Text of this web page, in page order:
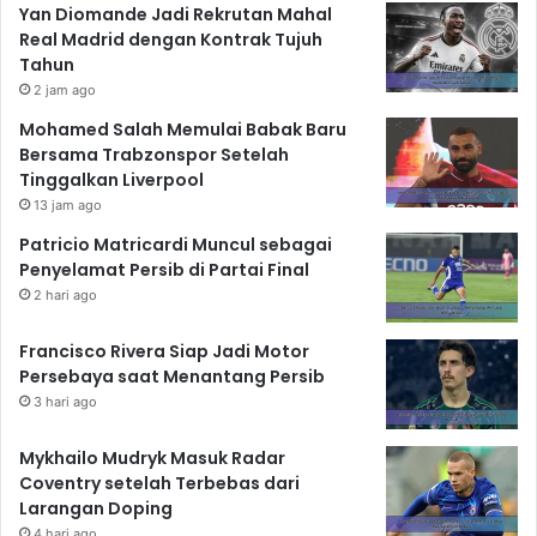
Yan Diomande Jadi Rekrutan Mahal
Real Madrid dengan Kontrak Tujuh
Tahun
2 jam ago
Mohamed Salah Memulai Babak Baru
Bersama Trabzonspor Setelah
Tinggalkan Liverpool
13 jam ago
Patricio Matricardi Muncul sebagai
Penyelamat Persib di Partai Final
2 hari ago
Francisco Rivera Siap Jadi Motor
Persebaya saat Menantang Persib
3 hari ago
Mykhailo Mudryk Masuk Radar
Coventry setelah Terbebas dari
Larangan Doping